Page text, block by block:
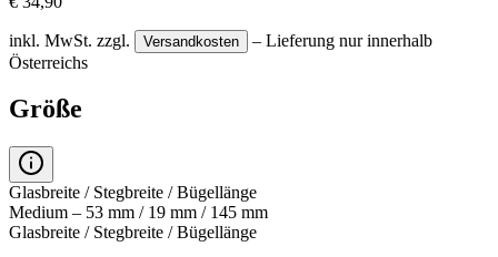
inkl. MwSt. zzgl. Versandkosten
– Lieferung nur innerhalb
Österreichs
Größe
Glasbreite / Stegbreite / Bügellänge
Medium – 53 mm / 19 mm / 145 mm
Glasbreite / Stegbreite / Bügellänge